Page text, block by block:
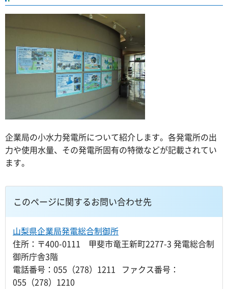
企業局の小水力発電所について紹介します。各発電所の出
力や使用水量、その発電所固有の特徴などが記載されてい
ます。
このページに関するお問い合わせ先
山梨県企業局発電総合制御所
住所：〒400-0111 甲斐市竜王新町2277-3 発電総合制
御所庁舎3階
電話番号：055（278）1211 ファクス番号：
055（278）1210